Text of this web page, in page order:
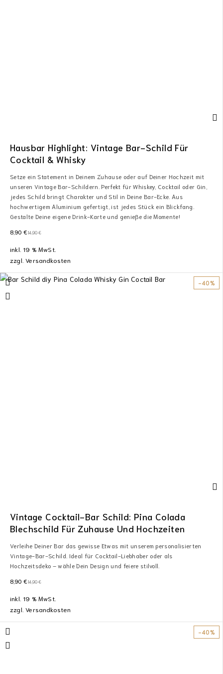
Hausbar Highlight: Vintage Bar-Schild Für
Cocktail & Whisky
Setze ein Statement in Deinem Zuhause oder auf Deiner Hochzeit mit
unseren Vintage Bar-Schildern. Perfekt für Whiskey, Cocktail oder Gin,
jedes Schild bringt Charakter und Stil in Deine Bar-Ecke. Aus
hochwertigem Aluminium gefertigt, ist jedes Stück ein Blickfang.
Gestalte Deine eigene Drink-Karte und genieße die Momente!
14,90€
8,90 €
inkl. 19 % MwSt.
zzgl.Versandkosten
-40%
Vintage Cocktail-Bar Schild: Pina Colada
Blechschild Für Zuhause Und Hochzeiten
Verleihe Deiner Bar das gewisse Etwas mit unserem personalisierten
Vintage-Bar-Schild. Ideal für Cocktail-Liebhaber oder als
Hochzeitsdeko – wähle Dein Design und feiere stilvoll.
14,90€
8,90 €
inkl. 19 % MwSt.
zzgl.Versandkosten
-40%